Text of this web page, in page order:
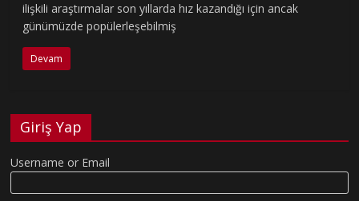
ilişkili araştırmalar son yıllarda hız kazandığı için ancak
günümüzde popülerleşebilmiş
Devam
Giriş Yap
Username or Email